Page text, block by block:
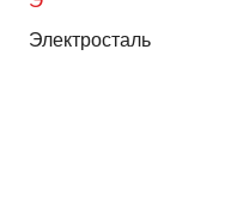
Электросталь